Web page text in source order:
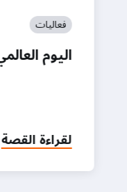
فعاليات
اليوم
لقراءة القصة